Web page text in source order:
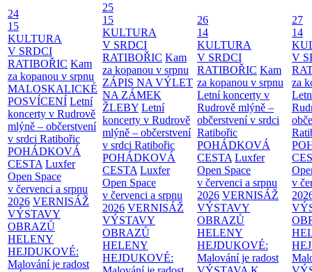
24
15
KULTURA
V SRDCI
RATIBOŘIC Kam
za kopanou v srpnu
MALOSKALICKÉ
POSVÍCENÍ Letní
koncerty v Rudrově
mlýně – občerstvení
v srdci Ratibořic
POHÁDKOVÁ
CESTA Luxfer
Open Space
v červenci a srpnu
2026 VERNISÁŽ
VÝSTAVY
OBRAZŮ
HELENY
HEJDUKOVÉ:
Malování je radost
25
15
KULTURA
V SRDCI
RATIBOŘIC Kam
za kopanou v srpnu
ZÁPIS NA VÝLET
NA ZÁMEK
ŽLEBY Letní
koncerty v Rudrově
mlýně – občerstvení
v srdci Ratibořic
POHÁDKOVÁ
CESTA Luxfer
Open Space
v červenci a srpnu
2026 VERNISÁŽ
VÝSTAVY
OBRAZŮ
HELENY
HEJDUKOVÉ:
26
14
KULTURA
V SRDCI
RATIBOŘIC Kam
za kopanou v srpnu
Letní koncerty v
Rudrově mlýně –
občerstvení v srdci
Ratibořic
POHÁDKOVÁ
CESTA Luxfer
Open Space
v červenci a srpnu
2026 VERNISÁŽ
VÝSTAVY
OBRAZŮ
HELENY
HEJDUKOVÉ:
Malování je radost
27
14
V
za
v